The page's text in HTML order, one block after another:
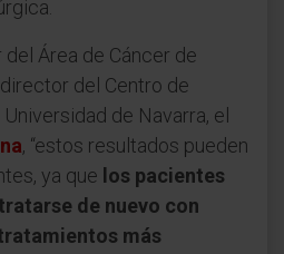
Área de Cáncer de
del Centro de
de Navarra, el
, “estos resultados pueden
ya que los pacientes
de nuevo con
más